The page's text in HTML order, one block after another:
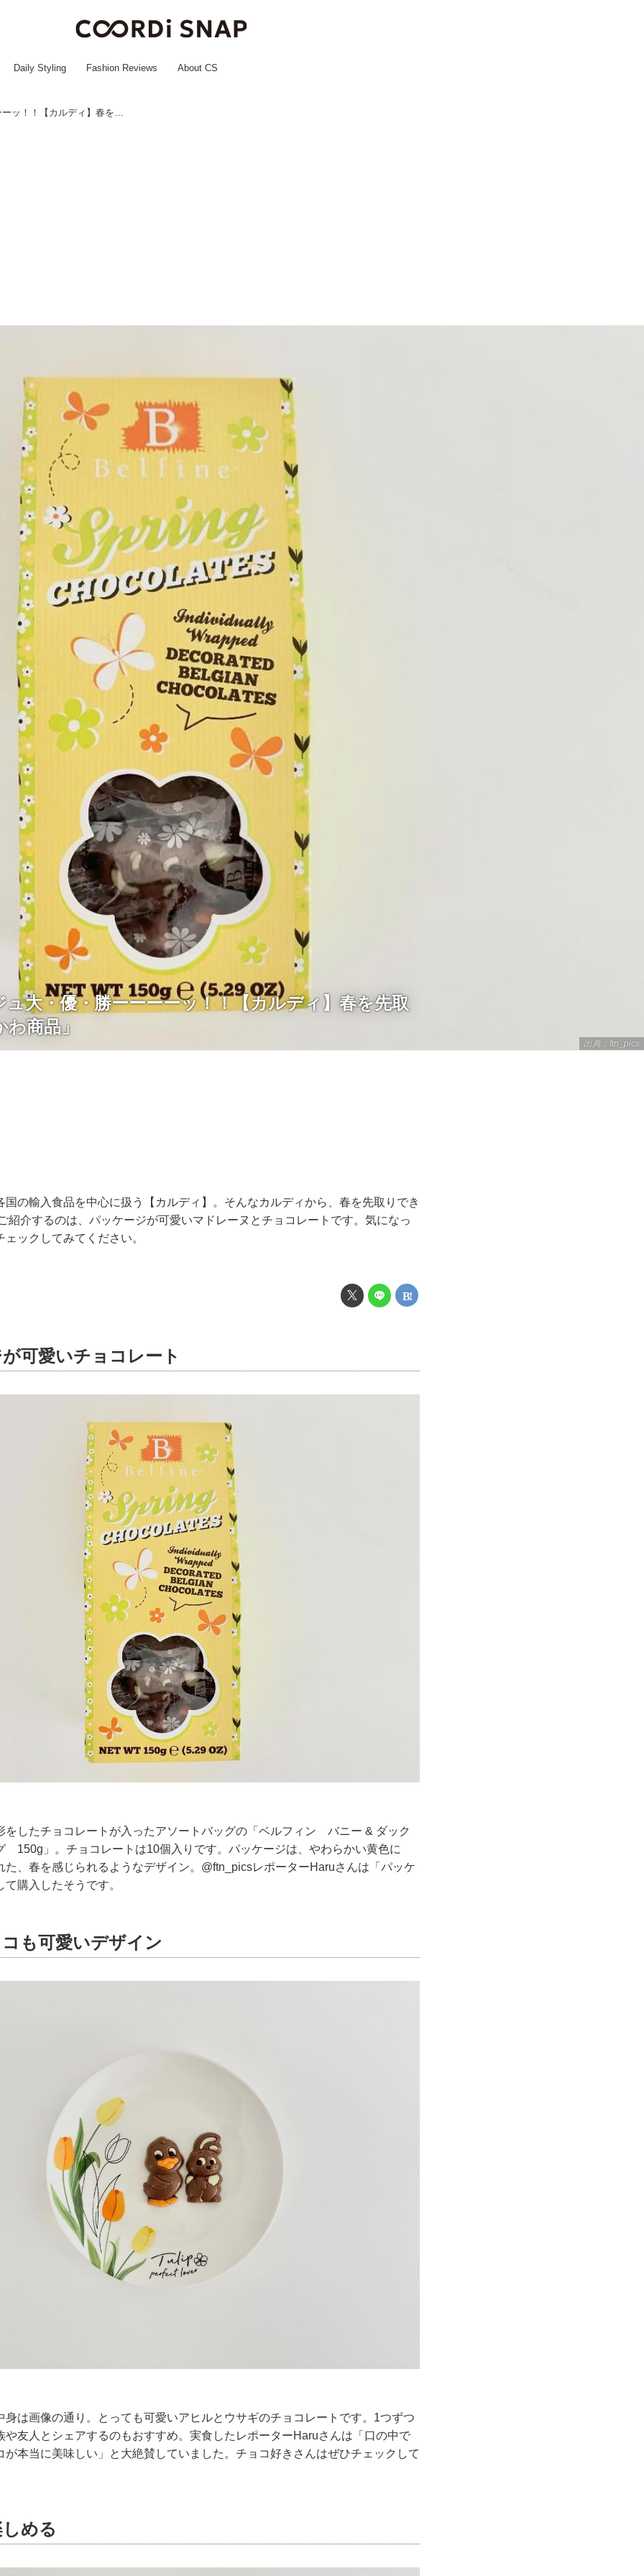
Daily Styling Fashion Reviews About CS
《新作》ビジュ大・優・勝ーーーーッ！！【カルディ】春を先取り♡「パケかわ商品」
出典：ftn_pics
ュ大・優・勝ーーーーッ！！【カルディ】春を先取
商品」
国の輸入食品を中心に扱う【カルディ】。そんなカルディから、春を先取りでき
紹介するのは、パッケージが可愛いマドレーヌとチョコレートです。気になっ
ックしてみてください。
可愛いチョコレート
をしたチョコレートが入ったアソートバッグの「ベルフィン バニー & ダック
150g」。チョコレートは10個入りです。パッケージは、やわらかい黄色に
た、春を感じられるようなデザイン。@ftn_picsレポーターHaruさんは「パッケ
購入したそうです。
も可愛いデザイン
身は画像の通り。とっても可愛いアヒルとウサギのチョコレートです。1つずつ
や友人とシェアするのもおすすめ。実食したレポーターHaruさんは「口の中で
が本当に美味しい」と大絶賛していました。チョコ好きさんはぜひチェックして
める